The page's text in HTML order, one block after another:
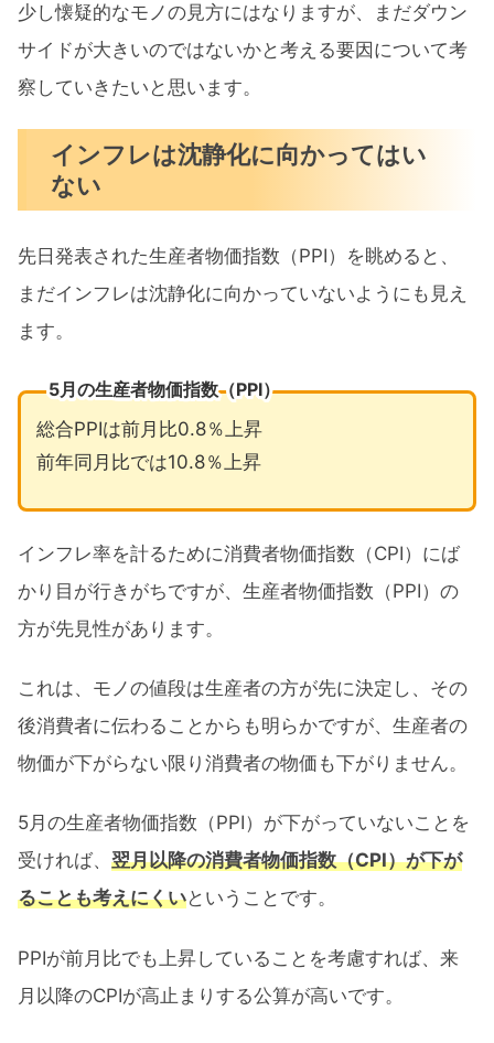
少し懐疑的なモノの見方にはなりますが、まだダウン
サイドが大きいのではないかと考える要因について考
察していきたいと思います。
インフレは沈静化に向かってはい
ない
先日発表された生産者物価指数（PPI）を眺めると、
まだインフレは沈静化に向かっていないようにも見え
ます。
5月の生産者物価指数（PPI）
総合PPIは前月比0.8％上昇
前年同月比では10.8％上昇
インフレ率を計るために消費者物価指数（CPI）にば
かり目が行きがちですが、生産者物価指数（PPI）の
方が先見性があります。
これは、モノの値段は生産者の方が先に決定し、その
後消費者に伝わることからも明らかですが、生産者の
物価が下がらない限り消費者の物価も下がりません。
5月の生産者物価指数（PPI）が下がっていないことを
受ければ、 翌月以降の消費者物価指数（CPI）が下が
ることも考えにくいということです。
PPIが前月比でも上昇していることを考慮すれば、来
月以降のCPIが高止まりする公算が高いです。